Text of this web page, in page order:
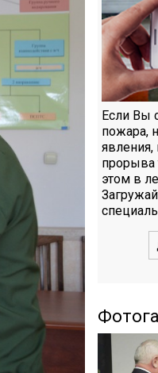
Если Вы
пожара,
явления,
прорыва
этом в